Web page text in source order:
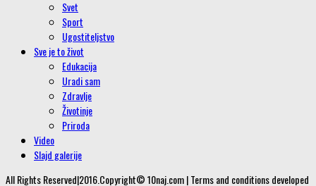
Svet
Sport
Ugostiteljstvo
Sve je to život
Edukacija
Uradi sam
Zdravlje
Životinje
Priroda
Video
Slajd galerije
All Rights Reserved|2016.Copyright© 10naj.com | Terms and conditions developed